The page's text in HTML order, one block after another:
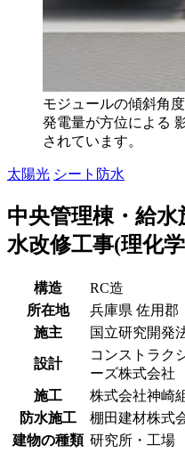
モジュールの傾斜角
発電量が方位による
されています。
太陽光 シート防水
中央管理棟・給
水改修工事(理化
構造
RC造
所在地
兵庫県 佐用郡
施主
国立研究開発
設計
コンストラク
ーズ株式会社
施工
株式会社神崎
防水施工
棚田建材株式
建物の種類 研究所・工場